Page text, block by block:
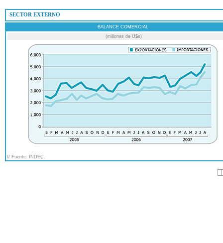
 SECTOR EXTERNO
BALANCE COMERCIAL
(millones de U$s)
// Fuente: INDEC.